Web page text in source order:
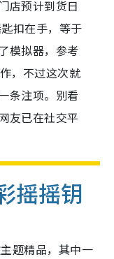
店预计到货日
扣在手，等于
模拟器，参考
，不过这次就
条注项。别看
友已在社交平
摇摇钥
题精品，其中一